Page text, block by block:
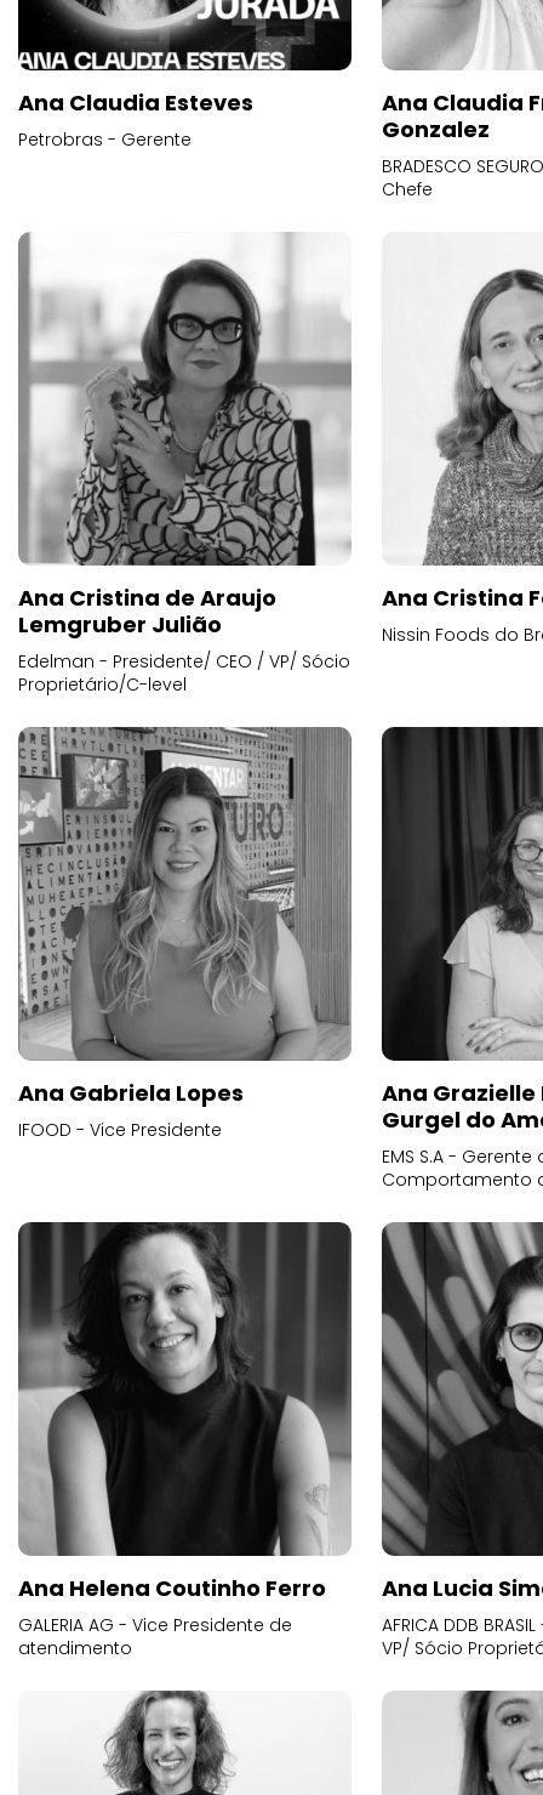
Ana Claudia Esteves
Petrobras - Gerente
Ana Claudia
Gonzalez
BRADESCO
Chefe
Ana Cristina de Araujo
Lemgruber Julião
Edelman - Presidente/ CEO / VP/ Sócio
Proprietário/C-level
Ana Cristina
Nissin Foods do
Ana Gabriela Lopes
IFOOD - Vice Presidente
Ana
Gurgel do
EMS S.A -
Comportamento
Ana Helena Coutinho Ferro
GALERIA AG - Vice Presidente de
atendimento
Ana Lucia
AFRICA DDB
VP/ Sócio